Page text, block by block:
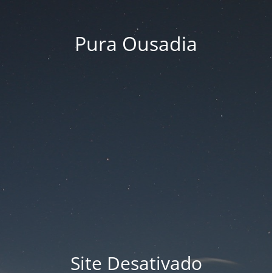
Pura Ousadia
Site Desativado